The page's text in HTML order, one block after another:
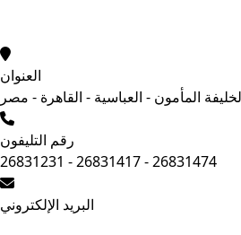
العنوان
المأمون - العباسية - القاهرة - مصر
رقم التليفون
26831231 - 26831417 - 26831474
البريد الإلكتروني